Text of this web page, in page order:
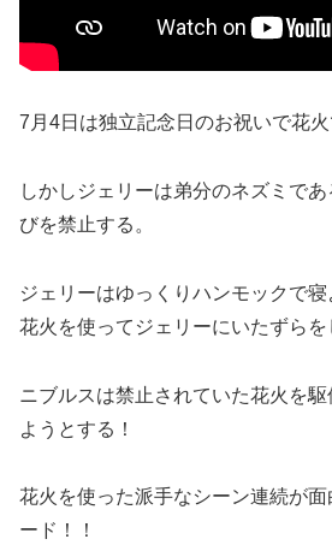
7月4日は独立記念日のお祝いで花火
しかしジェリーは弟分のネズミであ
びを禁止する。
ジェリーはゆっくりハンモックで
花火を使ってジェリーにいたずらを
ニブルスは禁止されていた花火を
ようとする！
花火を使った派手なシーン連続が
ード！！